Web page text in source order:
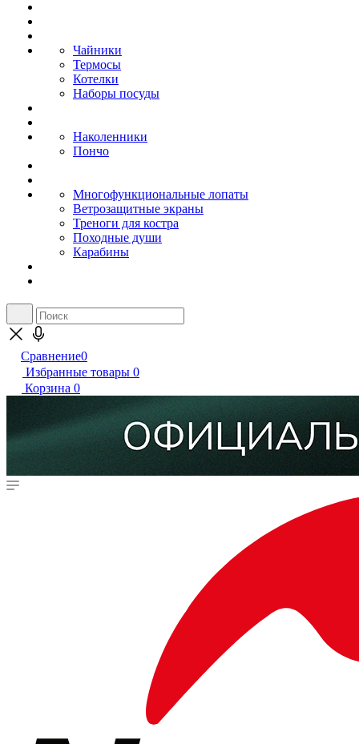
Чайники
Термосы
Котелки
Наборы посуды
Наколенники
Пончо
Многофункциональные лопаты
Ветрозащитные экраны
Треноги для костра
Походные души
Карабины
Сравнение0
Избранные товары 0
Корзина 0